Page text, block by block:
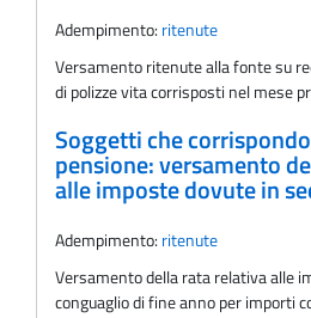
Adempimento: ritenute
Versamento ritenute alla fonte su
di polizze vita corrisposti nel mese
Soggetti che
pensione: versamento
alle imposte dovute in
Adempimento: ritenute
Versamento della rata relativa alle
conguaglio di fine anno per importi